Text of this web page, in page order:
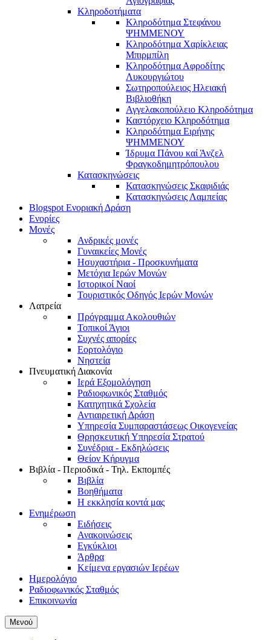
Κληροδοτήματα
Κληροδότημα Στεφάνου
ΨΗΜΜΕΝΟΥ
Κληροδότημα Χαρίκλειας
Μπιρμπίλη
Κληροδότημα Αφροδίτης
Λυκουργιώτου
Σωτηροπούλειος Ηλειακή
Βιβλιοθήκη
Αγγελακοπούλειο Κληροδότημα
Καστόρχειο Κληροδότημα
Κληροδότημα Ειρήνης
ΨΗΜΜΕΝΟΥ
Ίδρυμα Πάνου καί Άνζελ
Φραγκοδημητρόπουλου
Κατασκηνώσεις
Κατασκηνώσεις Σκαφιδιάς
Κατασκηνώσεις Λαμπείας
Blogspot Ενοριακή Δράση
Ενορίες
Μονές
Ανδρικές μονές
Γυναικείες Μονές
Ησυχαστήρια - Προσκυνήματα
Μετόχια Ιερών Μονών
Ιστορικοί Ναοί
Τουριστικός Οδηγός Ιερών Μονών
Λατρεία
Πρόγραμμα Ακολουθιών
Τοπικοί Άγιοι
Συχνές απορίες
Εορτολόγιο
Νηστεία
Πνευματική Διακονία
Ιερά Εξομολόγηση
Ραδιοφωνικός Σταθμός
Κατηχητικά Σχολεία
Αντιαιρετική Δράση
Υπηρεσία Συμπαραστάσεως Οικογενείας
Θρησκευτική Υπηρεσία Στρατού
Συνέδρια - Εκδηλώσεις
Θείον Κήρυγμα
Βιβλία - Περιοδικά - Τηλ. Εκπομπές
Βιβλία
Βοηθήματα
Η εκκλησία κοντά μας
Ενημέρωση
Ειδήσεις
Ανακοινώσεις
Εγκύκλιοι
Άρθρα
Κείμενα εργασιών Ιερέων
Ημερολόγιο
Ραδιοφωνικός Σταθμός
Επικοινωνία
Μενού